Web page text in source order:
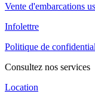
Vente d'embarcations
Infolettre
Politique de
Consultez nos services
Location